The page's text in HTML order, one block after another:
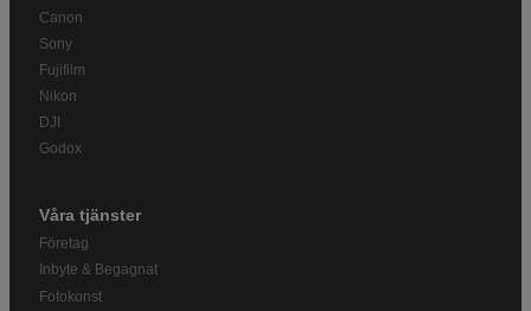
Canon
Sony
Fujifilm
Nikon
DJI
Godox
Våra tjänster
Företag
Inbyte & Begagnat
Fotokonst